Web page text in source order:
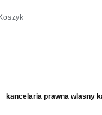
Koszyk
kancelaria prawna wlasny